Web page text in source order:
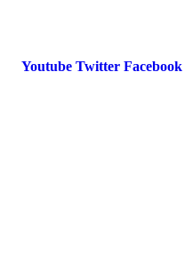
Youtube Twitter Facebook